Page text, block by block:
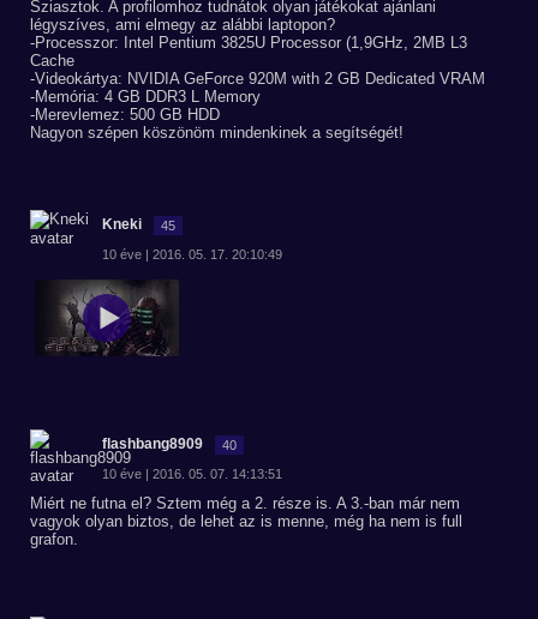
Sziasztok. A profilomhoz tudnátok olyan játékokat ajánlani
légyszíves, ami elmegy az alábbi laptopon?
-Processzor: Intel Pentium 3825U Processor (1,9GHz, 2MB L3
Cache
-Videokártya: NVIDIA GeForce 920M with 2 GB Dedicated VRAM
-Memória: 4 GB DDR3 L Memory
-Merevlemez: 500 GB HDD
Nagyon szépen köszönöm mindenkinek a segítségét!
Kneki 45
10 éve | 2016. 05. 17. 20:10:49
flashbang8909 40
10 éve | 2016. 05. 07. 14:13:51
Miért ne futna el? Sztem még a 2. része is. A 3.-ban már nem
vagyok olyan biztos, de lehet az is menne, még ha nem is full
grafon.